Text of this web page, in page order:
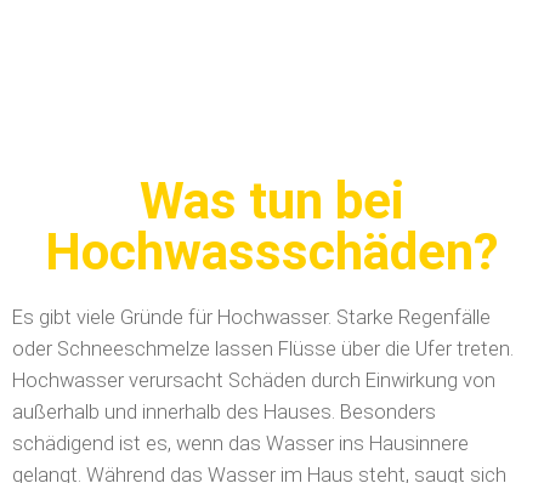
Was tun bei
Hochwassschäden?
Es gibt viele Gründe für Hochwasser. Starke Regenfälle
oder Schneeschmelze lassen Flüsse über die Ufer treten.
Hochwasser verursacht Schäden durch Einwirkung von
außerhalb und innerhalb des Hauses. Besonders
schädigend ist es, wenn das Wasser ins Hausinnere
gelangt. Während das Wasser im Haus steht, saugt sich